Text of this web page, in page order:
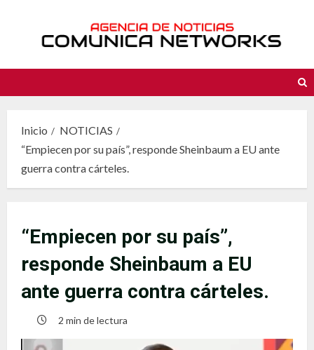
contenido
Inicio
NOTICIAS
“Empiecen por su país”, responde Sheinbaum a EU ante
guerra contra cárteles.
“Empiecen por su país”,
responde Sheinbaum a EU
ante guerra contra cárteles.
2 min de lectura